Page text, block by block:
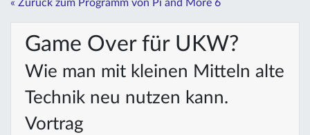
« Zurück zum Programm von Pi and More 6
Game Over für UKW?
Wie man mit kleinen Mitteln alte
Technik neu nutzen kann.
Vortrag